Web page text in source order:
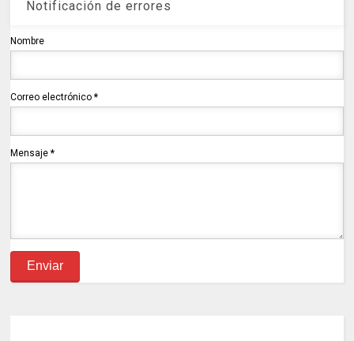
Notificación de errores
Nombre
Correo electrónico*
Mensaje*